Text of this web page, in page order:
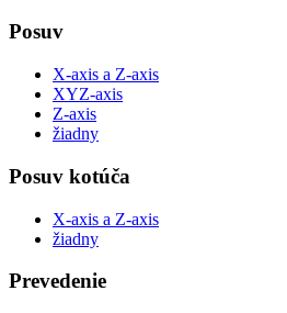
Posuv
X-axis a Z-axis
XYZ-axis
Z-axis
žiadny
Posuv kotúča
X-axis a Z-axis
žiadny
Prevedenie